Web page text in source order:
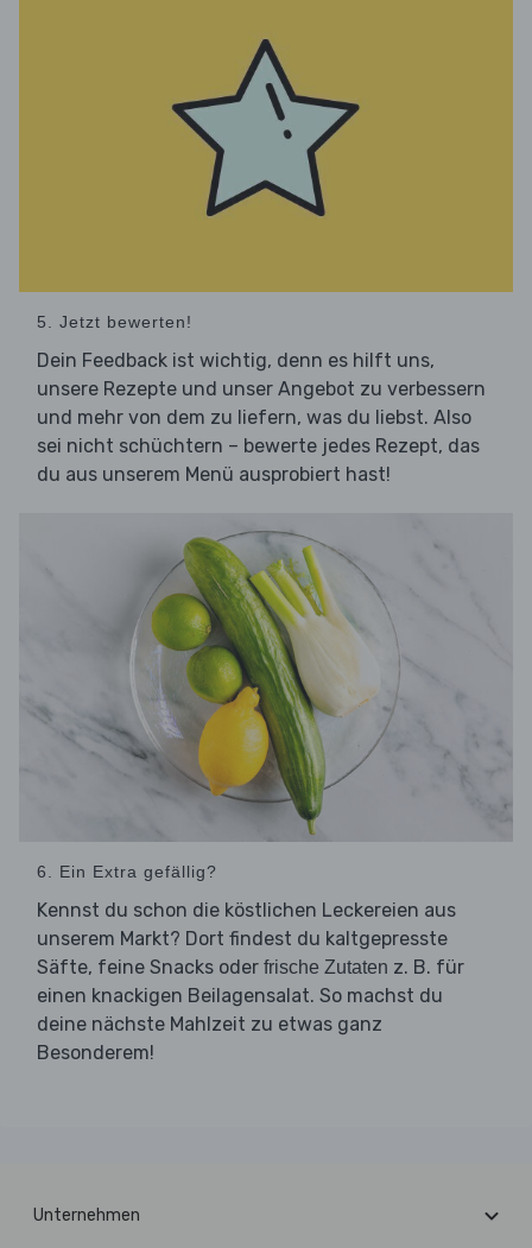
5. Jetzt bewerten!
Dein Feedback ist wichtig, denn es hilft uns,
unsere Rezepte und unser Angebot zu verbessern
und mehr von dem zu liefern, was du liebst. Also
sei nicht schüchtern – bewerte jedes Rezept, das
du aus unserem Menü ausprobiert hast!
6. Ein Extra gefällig?
Kennst du schon die köstlichen Leckereien aus
unserem Markt? Dort findest du kaltgepresste
Säfte, feine Snacks oder frische Zutaten z. B. für
einen knackigen Beilagensalat. So machst du
deine nächste Mahlzeit zu etwas ganz
Besonderem!
Unternehmen